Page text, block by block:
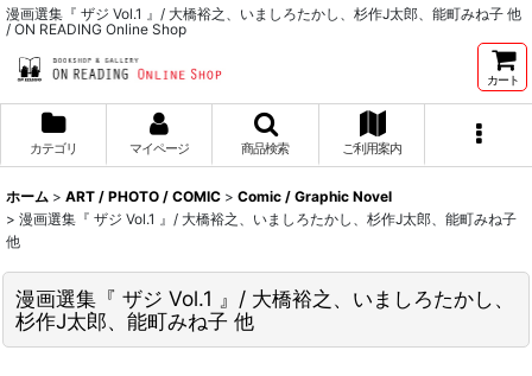
漫画選集『 ザジ Vol.1 』/ 大橋裕之、いましろたかし、杉作J太郎、能町みね子 他
/ ON READING Online Shop
カート
カテゴリ マイページ 商品検索 ご利用案内
ホーム > ART / PHOTO / COMIC > Comic / Graphic Novel
> 漫画選集『 ザジ Vol.1 』/ 大橋裕之、いましろたかし、杉作J太郎、能町みね子
他
漫画選集『 ザジ Vol.1 』/ 大橋裕之、いましろたかし、
杉作J太郎、能町みね子 他